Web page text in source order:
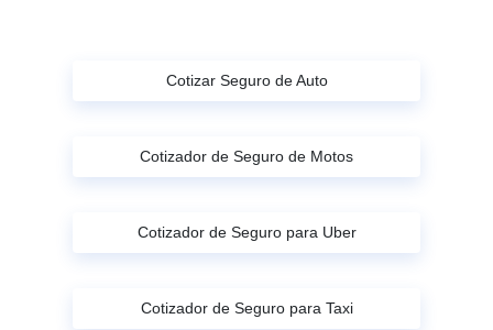
Cotizar Seguro de Auto
Cotizador de Seguro de Motos
Cotizador de Seguro para Uber
Cotizador de Seguro para Taxi